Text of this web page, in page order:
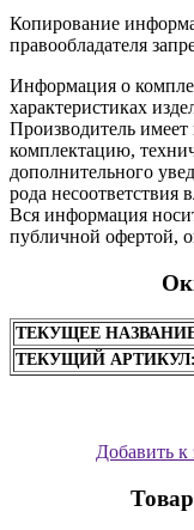
Копирование
правообладателя
Информация о
характеристиках
Производитель
комплектацию,
дополнительного
рода несоответствия
Вся информация
публичной офертой,
ТЕКУЩЕЕ
ТЕКУЩИЙ АРТИКУЛ:
Добавить